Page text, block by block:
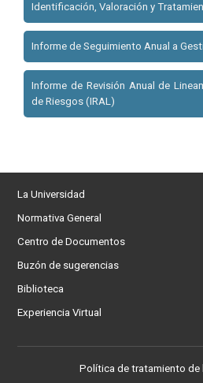
Identificación, Valoración y
Informe de Seguimiento Anual a
Informe de Revisión Anual de
de Riesgos (IRAL)
La Universidad
Normativa General
Centro de Documentos
Buzón de sugerencias
Biblioteca
Experiencia Virtual
Política de tratamiento de